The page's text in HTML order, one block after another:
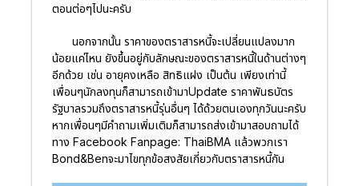
ตอนต่อๆไปนะครับ
นอกจากนั้น ราคาของตราสารหนี้จะเปลี่ยนแปลงมาก
น้อยแค่ไหน ยังขึ้นอยู่กับลักษณะของตราสารหนี้ในด้านต่างๆ
อีกด้วย เช่น อายุคงเหลือ สิทธิแฝง เป็นต้น เพียงเท่านี้
เพื่อนๆนักลงทุนก็สามารถเข้ามาUpdate ราคาพันธบัตร
รัฐบาลรวมถึงตราสารหนี้รุ่นอื่นๆ ได้ด้วยตนเองทุกวันนะครับ
หากเพื่อนๆมีคำถามเพิ่มเติมก็สามารถส่งเข้ามาสอบถามได้
ทาง Facebook Fanpage: ThaiBMA แล้วพวกเรา
Bond&Benจะมาไขทุกข้อสงสัยเกี่ยวกับตราสารหนี้กัน